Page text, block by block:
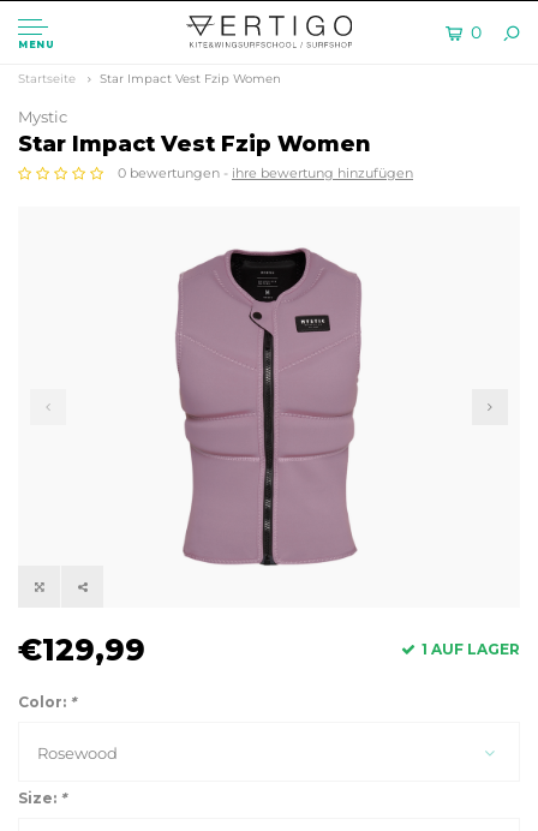
MENU
0
Startseite Star Impact Vest Fzip Women
Mystic
Star Impact Vest Fzip Women
0 bewertungen - ihre bewertung hinzufügen
€129,99 1 AUF LAGER
Color: *
Rosewood
Size: *